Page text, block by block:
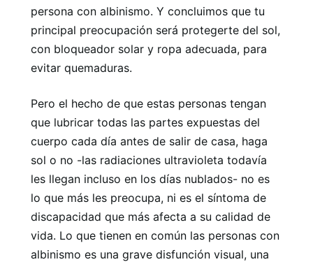
persona con albinismo. Y concluimos que tu
principal preocupación será protegerte del sol,
con bloqueador solar y ropa adecuada, para
evitar quemaduras.
Pero el hecho de que estas personas tengan
que lubricar todas las partes expuestas del
cuerpo cada día antes de salir de casa, haga
sol o no -las radiaciones ultravioleta todavía
les llegan incluso en los días nublados- no es
lo que más les preocupa, ni es el síntoma de
discapacidad que más afecta a su calidad de
vida. Lo que tienen en común las personas con
albinismo es una grave disfunción visual, una